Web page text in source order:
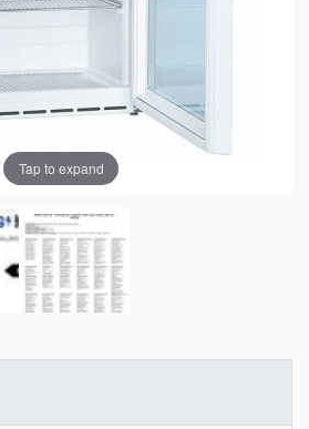
Tap to expand